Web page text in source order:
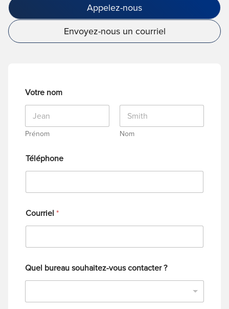
Appelez-nous
Envoyez-nous un courriel
Votre nom
Prénom Nom
Téléphone
Courriel *
Quel bureau souhaitez-vous contacter ?